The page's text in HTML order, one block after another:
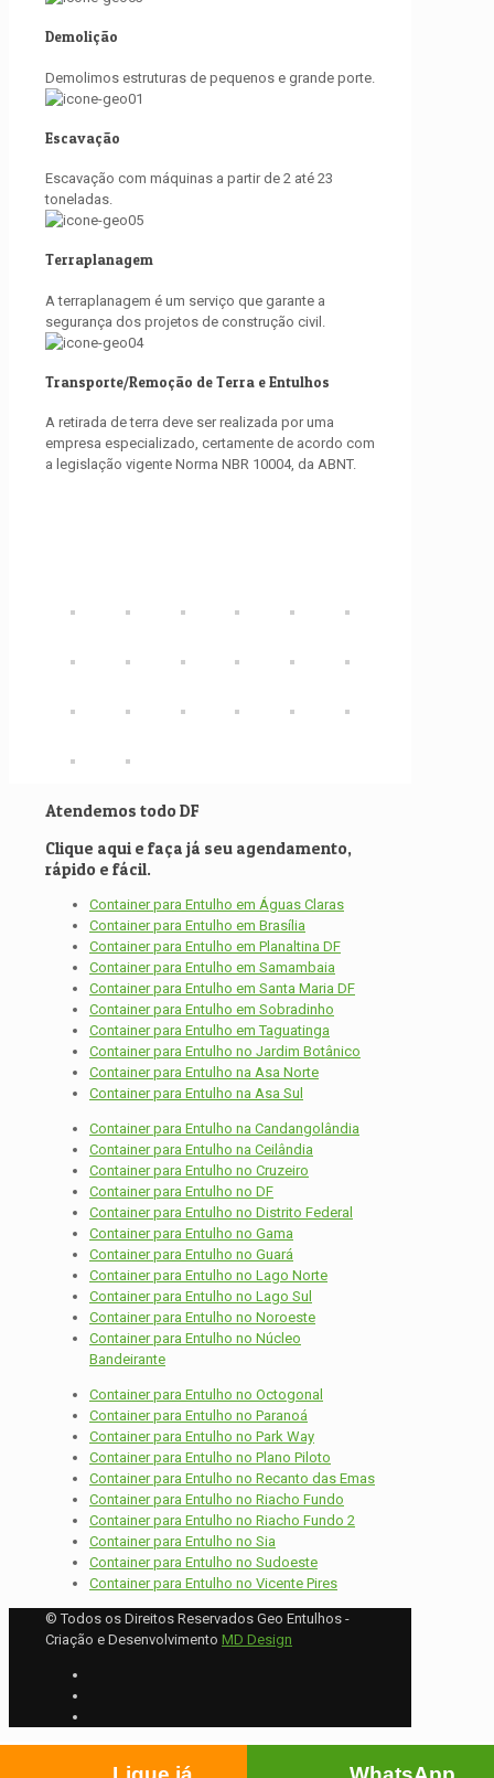
Demolição
Demolimos estruturas de pequenos e grande porte.
Escavação
Escavação com máquinas a partir de 2 até 23
toneladas.
Terraplanagem
A terraplanagem é um serviço que garante a
segurança dos projetos de construção civil.
Transporte/Remoção de Terra e Entulhos
A retirada de terra deve ser realizada por uma
empresa especializado, certamente de acordo com
a legislação vigente Norma NBR 10004, da ABNT.
Atendemos todo DF
Clique aqui e faça já seu agendamento,
rápido e fácil.
Container para Entulho em Águas Claras
Container para Entulho em Brasília
Container para Entulho em Planaltina DF
Container para Entulho em Samambaia
Container para Entulho em Santa Maria DF
Container para Entulho em Sobradinho
Container para Entulho em Taguatinga
Container para Entulho no Jardim Botânico
Container para Entulho na Asa Norte
Container para Entulho na Asa Sul
Container para Entulho na Candangolândia
Container para Entulho na Ceilândia
Container para Entulho no Cruzeiro
Container para Entulho no DF
Container para Entulho no Distrito Federal
Container para Entulho no Gama
Container para Entulho no Guará
Container para Entulho no Lago Norte
Container para Entulho no Lago Sul
Container para Entulho no Noroeste
Container para Entulho no Núcleo
Bandeirante
Container para Entulho no Octogonal
Container para Entulho no Paranoá
Container para Entulho no Park Way
Container para Entulho no Plano Piloto
Container para Entulho no Recanto das Emas
Container para Entulho no Riacho Fundo
Container para Entulho no Riacho Fundo 2
Container para Entulho no Sia
Container para Entulho no Sudoeste
Container para Entulho no Vicente Pires
© Todos os Direitos Reservados Geo Entulhos -
Criação e Desenvolvimento MD Design